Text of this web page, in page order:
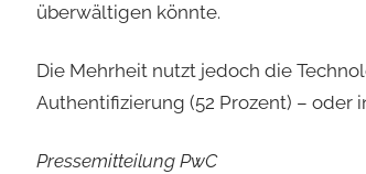
überwältigen könnte.
Die Mehrheit nutzt jedoch die
Authentifizierung (52 Prozent) – oder
Pressemitteilung PwC